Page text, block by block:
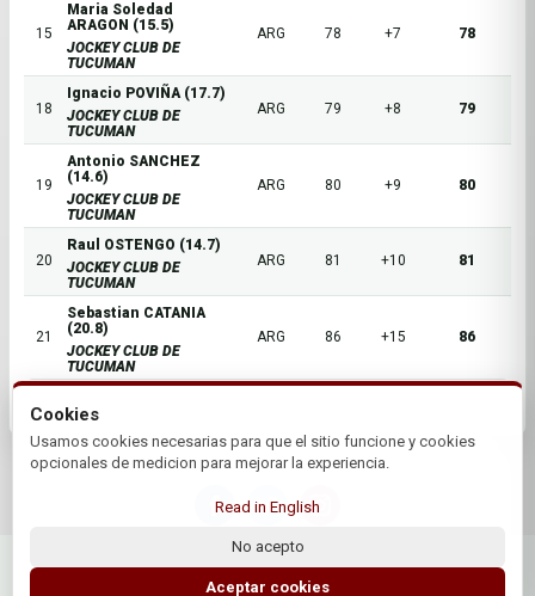
15
Maria Soledad
ARAGON (15.5)
JOCKEY CLUB DE
TUCUMAN
ARG 78 +7 78
18
Ignacio POVIÑA (17.7)
JOCKEY CLUB DE
TUCUMAN
ARG 79 +8 79
19
Antonio SANCHEZ
(14.6)
JOCKEY CLUB DE
TUCUMAN
ARG 80 +9 80
20
Raul OSTENGO (14.7)
JOCKEY CLUB DE
TUCUMAN
ARG 81 +10 81
21
Sebastian CATANIA
(20.8)
JOCKEY CLUB DE
TUCUMAN
ARG 86 +15 86
© 2026 Jockey Club de Tucuman | by Plus+Golf
Website powered byPlus+Golf
Cookies
Usamos cookies necesarias para que el sitio funcione y cookies
opcionales de medicion para mejorar la experiencia.
Read in English
No acepto
Aceptar cookies